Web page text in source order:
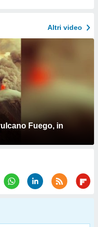
Altri video
Fuego, in